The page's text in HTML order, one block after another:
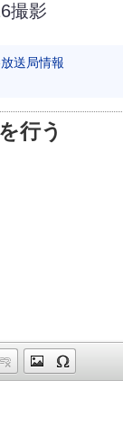
撮影
送局情報
行う